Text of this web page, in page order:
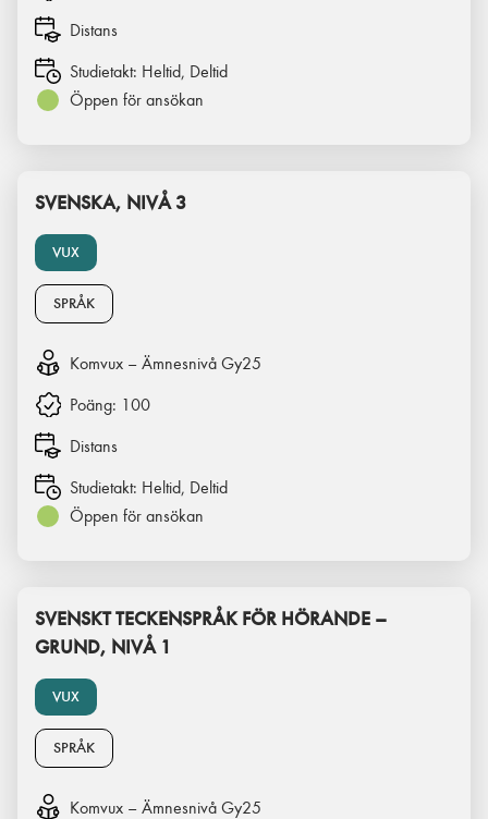
Distans
Studietakt: Heltid, Deltid
Öppen för ansökan
VUX
SVENSKA, NIVÅ 3
SPRÅK
Komvux – Ämnesnivå Gy25
Poäng: 100
Distans
Studietakt: Heltid, Deltid
Öppen för ansökan
VUX
SVENSKT TECKENSPRÅK FÖR HÖRANDE –
GRUND, NIVÅ 1
SPRÅK
Komvux – Ämnesnivå Gy25